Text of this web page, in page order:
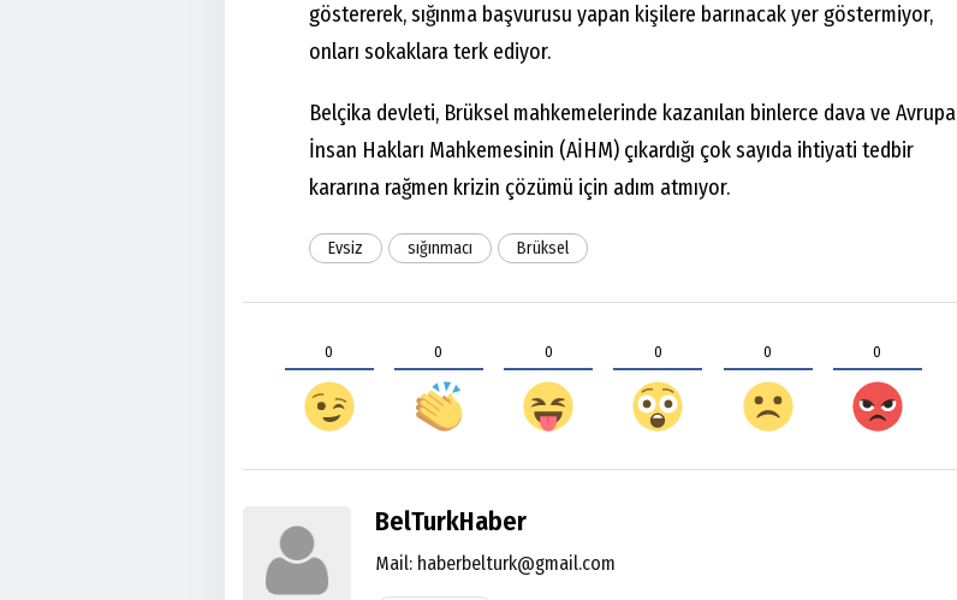
göstererek, sığınma başvurusu yapan kişilere barınacak yer göstermiyor,
onları sokaklara terk ediyor.
Belçika devleti, Brüksel mahkemelerinde kazanılan binlerce dava ve Avrupa
İnsan Hakları Mahkemesinin (AİHM) çıkardığı çok sayıda ihtiyati tedbir
kararına rağmen krizin çözümü için adım atmıyor.
Evsiz sığınmacı Brüksel
0 0 0 0 0 0
BelTurkHaber
Mail: haberbelturk@gmail.com